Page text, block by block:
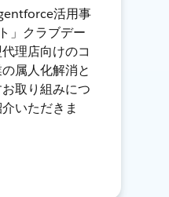
活用事
」クラブデー
理店向けのコ
属人化解消と
取り組みにつ
いただきま